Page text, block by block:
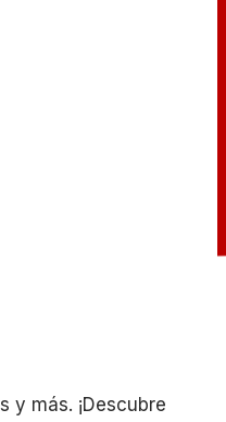
y más. ¡Descubre